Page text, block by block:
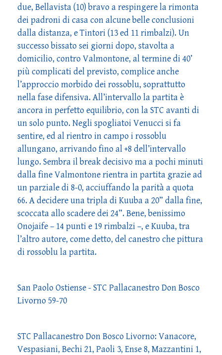
due, Bellavista (10) bravo a respingere la rimonta
dei padroni di casa con alcune belle conclusioni
dalla distanza, e Tintori (13 ed 11 rimbalzi). Un
successo bissato sei giorni dopo, stavolta a
domicilio, contro Valmontone, al termine di 40’
più complicati del previsto, complice anche
l’approccio morbido dei rossoblu, soprattutto
nella fase difensiva. All’intervallo la partita è
ancora in perfetto equilibrio, con la STC avanti di
un solo punto. Negli spogliatoi Venucci si fa
sentire, ed al rientro in campo i rossoblu
allungano, arrivando fino al +8 dell’intervallo
lungo. Sembra il break decisivo ma a pochi minuti
dalla fine Valmontone rientra in partita grazie ad
un parziale di 8-0, acciuffando la parità a quota
66. A decidere una tripla di Kuuba a 20” dalla fine,
scoccata allo scadere dei 24”. Bene, benissimo
Onojaife – 14 punti e 19 rimbalzi –, e Kuuba, tra
l’altro autore, come detto, del canestro che pittura
di rossoblu la partita.
San Paolo Ostiense - STC Pallacanestro Don Bosco
Livorno 59-70
STC Pallacanestro Don Bosco Livorno: Vanacore,
Vespasiani, Bechi 21, Paoli 3, Ense 8, Mazzantini 1,